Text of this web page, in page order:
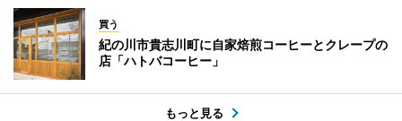
買う
紀の川市貴志川町に自家焙煎コーヒーとクレープの
店「ハトバコーヒー」
もっと見る